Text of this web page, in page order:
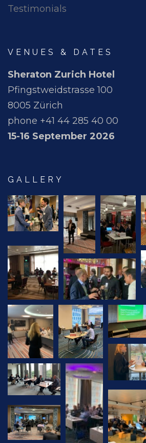
Testimonials
VENUES & DATES
Sheraton Zurich Hotel
Pfingstweidstrasse 100
8005 Zürich
phone +41 44 285 40 00
15-16 September 2026
GALLERY